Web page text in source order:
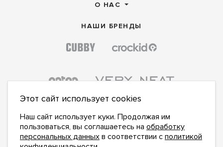
О НАС
НАШИ БРЕНДЫ
Этот сайт использует cookies
Наш сайт использует куки. Продолжая им
пользоваться, вы соглашаетесь на обработку
персональных данных в соответствии с политикой